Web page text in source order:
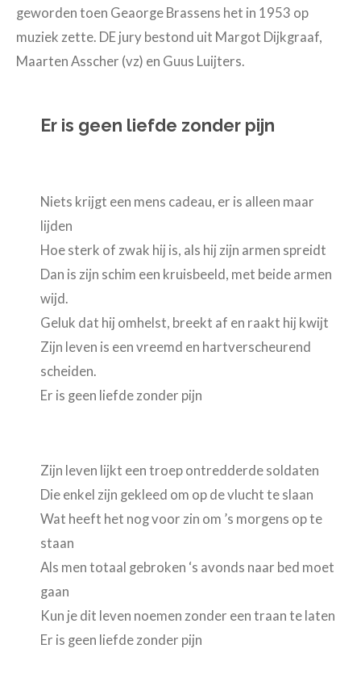
geworden toen Geaorge Brassens het in 1953 op
muziek zette. DE jury bestond uit Margot Dijkgraaf,
Maarten Asscher (vz) en Guus Luijters.
Er is geen liefde zonder pijn
Niets krijgt een mens cadeau, er is alleen maar
lijden
Hoe sterk of zwak hij is, als hij zijn armen spreidt
Dan is zijn schim een kruisbeeld, met beide armen
wijd.
Geluk dat hij omhelst, breekt af en raakt hij kwijt
Zijn leven is een vreemd en hartverscheurend
scheiden.
Er is geen liefde zonder pijn
Zijn leven lijkt een troep ontredderde soldaten
Die enkel zijn gekleed om op de vlucht te slaan
Wat heeft het nog voor zin om ’s morgens op te
staan
Als men totaal gebroken ‘s avonds naar bed moet
gaan
Kun je dit leven noemen zonder een traan te laten
Er is geen liefde zonder pijn